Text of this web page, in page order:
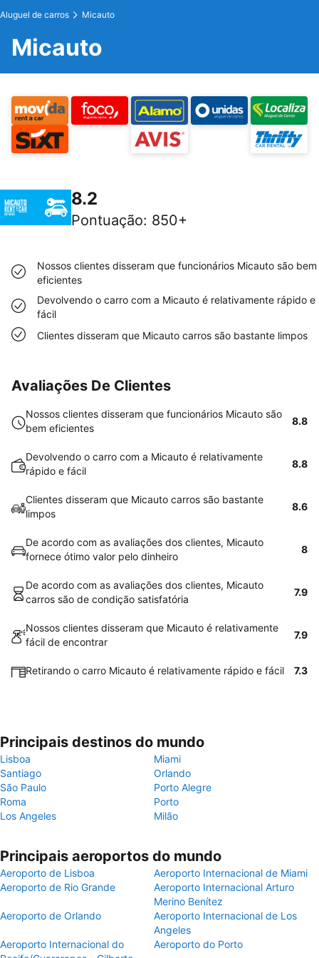
Aluguel de carros Micauto
Micauto
8.2
Pontuação: 850+
Nossos clientes disseram que funcionários Micauto são bem
eficientes
Devolvendo o carro com a Micauto é relativamente rápido e
fácil
Clientes disseram que Micauto carros são bastante limpos
Avaliações De Clientes
Nossos clientes disseram que funcionários Micauto são
bem eficientes
8.8
Devolvendo o carro com a Micauto é relativamente
rápido e fácil
8.8
Clientes disseram que Micauto carros são bastante
limpos
8.6
De acordo com as avaliações dos clientes, Micauto
fornece ótimo valor pelo dinheiro
8
De acordo com as avaliações dos clientes, Micauto
carros são de condição satisfatória
7.9
Nossos clientes disseram que Micauto é relativamente
fácil de encontrar
7.9
Retirando o carro Micauto é relativamente rápido e fácil 7.3
Principais destinos do mundo
Lisboa
Miami
Santiago
Orlando
São Paulo
Porto Alegre
Roma
Porto
Los Angeles
Milão
Principais aeroportos do mundo
Aeroporto de Lisboa
Aeroporto Internacional de Miami
Aeroporto de Rio Grande
Aeroporto Internacional Arturo
Merino Benítez
Aeroporto de Orlando
Aeroporto Internacional de Los
Angeles
Aeroporto Internacional do
Aeroporto do Porto